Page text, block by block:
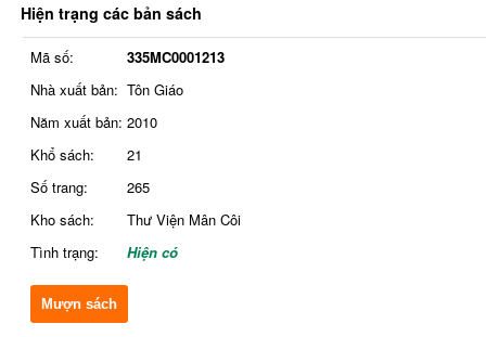
Hiện trạng các bản sách
Mã số:
335MC0001213
Nhà xuất bản: Tôn Giáo
Năm xuất bản: 2010
Khổ sách:
21
Số trang:
265
Kho sách:
Thư Viện Mân Côi
Tình trạng:
Hiện có
Mượn sách